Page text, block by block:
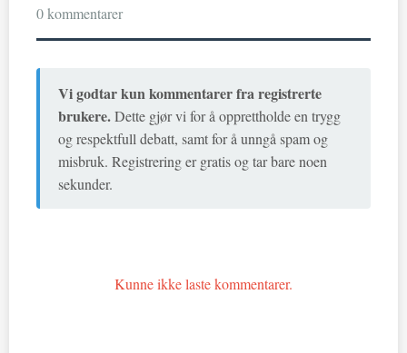
0 kommentarer
Vi godtar kun kommentarer fra registrerte
brukere.Dette gjør vi for å opprettholde en trygg
og respektfull debatt, samt for å unngå spam og
misbruk. Registrering er gratis og tar bare noen
sekunder.
Kunne ikke laste kommentarer.